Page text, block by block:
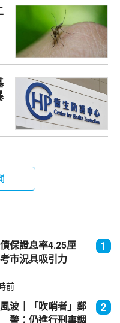
保證息率4.25厘
市況具吸引力
1
前
波｜「吹哨者」鄭
警：仍進行刑事調
2